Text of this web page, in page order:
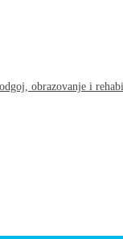
obrazovanje i